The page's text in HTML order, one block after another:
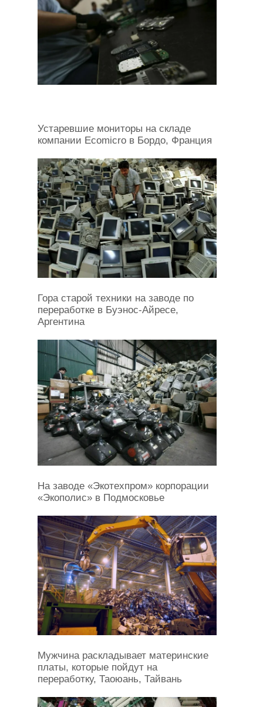
Устаревшие мониторы на складе
компании Ecomicro в Бордо, Франция
Гора старой техники на заводе по
переработке в Буэнос-Айресе,
Аргентина
На заводе «Экотехпром» корпорации
«Экополис» в Подмосковье
Мужчина раскладывает материнские
платы, которые пойдут на
переработку, Таоюань, Тайвань